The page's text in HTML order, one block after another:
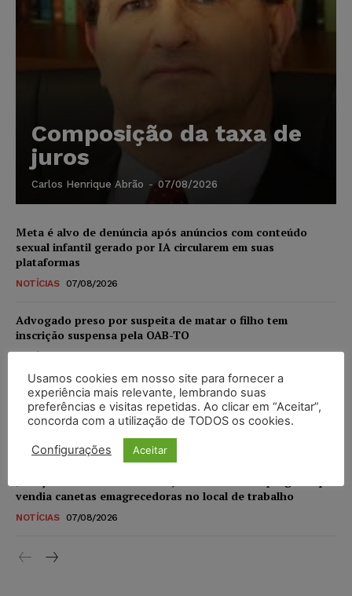
Composição da taxa de
juros
Carlos Henrique Abrão - 07/08/2026
Meta é alvo de denúncia após anúncios com conteúdo
sexual infantil gerado por IA circularem em suas
plataformas
NOTÍCIAS 07/08/2026
Advogado preso por suspeita de matar o filho tem
inscrição suspensa pela OAB-TO
STF amplia isenção de IBS e CBS na compra de veículos
novos para pessoas com deficiência e autistas de todos os
níveis
DIREITO TRIBUTÁRIO 07/08/2026
vendia canetas emagrecedoras no local de trabalho
NOTÍCIAS 07/08/2026
Usamos cookies em nosso site para fornecer a
experiência mais relevante, lembrando suas
preferências e visitas repetidas. Ao clicar em “Aceitar”,
concorda com a utilização de TODOS os cookies.
Configurações Aceitar